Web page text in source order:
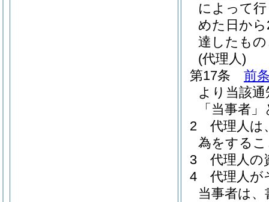
によって
めた日か
達したも
(代理人)
第17条
前
より当該
「当事者
2
代理人は
為をする
3
代理人の
4
代理人が
当事者は